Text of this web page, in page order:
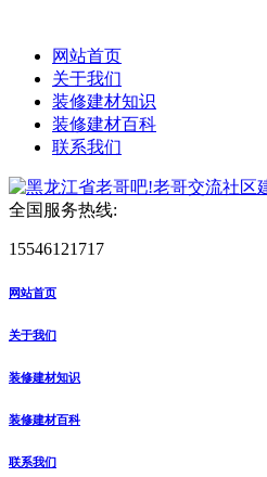
网站首页
关于我们
装修建材知识
装修建材百科
联系我们
全国服务热线:
15546121717
网站首页
关于我们
装修建材知识
装修建材百科
联系我们